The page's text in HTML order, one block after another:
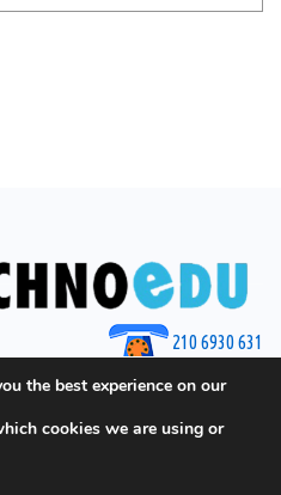
210 6930 631
Techno Edu
the best experience on our
cookies we are using or